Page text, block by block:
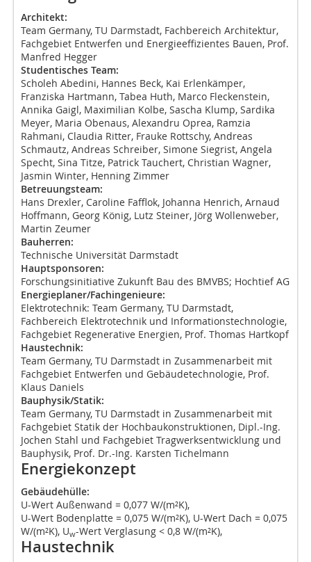
Architekt:
Team Germany, TU Darmstadt, Fachbereich Architektur,
Fachgebiet Entwerfen und Energieeffizientes Bauen, Prof.
Manfred Hegger
Studentisches Team:
Scholeh Abedini, Hannes Beck, Kai Erlenkämper,
Franziska Hartmann, Tabea Huth, Marco Fleckenstein,
Annika Gaigl, Maximilian Kolbe, Sascha Klump, Sardika
Meyer, Maria Obenaus, Alexandru Oprea, Ramzia
Rahmani, Claudia Ritter, Frauke Rottschy, Andreas
Schmautz, Andreas Schreiber, Simone Siegrist, Angela
Specht, Sina Titze, Patrick Tauchert, Christian Wagner,
Jasmin Winter, Henning Zimmer
Betreuungsteam:
Hans Drexler, Caroline Fafflok, Johanna Henrich, Arnaud
Hoffmann, Georg König, Lutz Steiner, Jörg Wollenweber,
Martin Zeumer
Bauherren:
Technische Universität Darmstadt
Hauptsponsoren:
Forschungsinitiative Zukunft Bau des BMVBS; Hochtief AG
Energieplaner/Fachingenieure:
Elektrotechnik: Team Germany, TU Darmstadt,
Fachbereich Elektrotechnik und Informationstechnologie,
Fachgebiet Regenerative Energien, Prof. Thomas Hartkopf
Haustechnik:
Team Germany, TU Darmstadt in Zusammenarbeit mit
Fachgebiet Entwerfen und Gebäudetechnologie, Prof.
Klaus Daniels
Bauphysik/Statik:
Team Germany, TU Darmstadt in Zusammenarbeit mit
Fachgebiet Statik der Hochbaukonstruktionen, Dipl.-Ing.
Jochen Stahl und Fachgebiet Tragwerksentwicklung und
Bauphysik, Prof. Dr.-Ing. Karsten Tichelmann
Energiekonzept
Gebäudehülle:
U-Wert Außenwand = 0,077 W/(m²K),
U-Wert Bodenplatte = 0,075 W/(m²K), U-Wert Dach = 0,075
W/(m²K), Uw-Wert Verglasung < 0,8 W/(m²K),
Haustechnik